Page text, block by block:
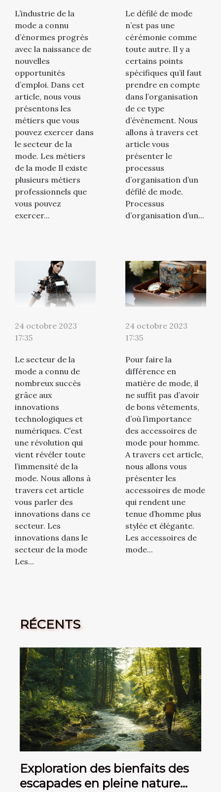
L’industrie de la
mode a connu
d’énormes progrès
avec la naissance de
nouvelles
opportunités
d’emploi. Dans cet
article, nous vous
présentons les
métiers que vous
pouvez exercer dans
le secteur de la
mode. Les métiers
de la mode Il existe
plusieurs métiers
professionnels que
vous pouvez
exercer...
Le défilé de mode
n’est pas une
cérémonie comme
toute autre. Il y a
certains points
spécifiques qu’il faut
prendre en compte
dans l’organisation
de ce type
d’évènement. Nous
allons à travers cet
article vous
présenter le
processus
d’organisation d’un
défilé de mode.
Processus
d’organisation d’un...
24 octobre 2023
17:35
Le secteur de la
mode a connu de
nombreux succès
grâce aux
innovations
technologiques et
numériques. C’est
une révolution qui
vient révéler toute
l’immensité de la
mode. Nous allons à
travers cet article
vous parler des
innovations dans ce
secteur. Les
innovations dans le
secteur de la mode
Les...
24 octobre 2023
17:35
Pour faire la
différence en
matière de mode, il
ne suffit pas d’avoir
de bons vêtements,
d’où l’importance
des accessoires de
mode pour homme.
A travers cet article,
nous allons vous
présenter les
accessoires de mode
qui rendent une
tenue d’homme plus
stylée et élégante.
Les accessoires de
mode...
RÉCENTS
Exploration des bienfaits des
escapades en pleine nature